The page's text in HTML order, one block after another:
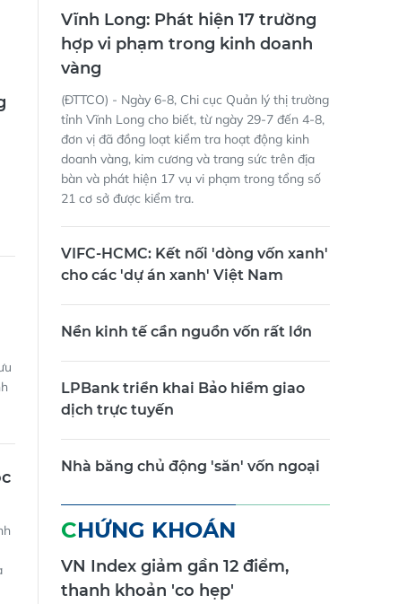
Vĩnh Long: Phát hiện 17 trường
hợp vi phạm trong kinh doanh
vàng
(ĐTTCO) - Ngày 6-8, Chi cục Quản lý thị trường
tỉnh Vĩnh Long cho biết, từ ngày 29-7 đến 4-8,
đơn vị đã đồng loạt kiểm tra hoạt động kinh
doanh vàng, kim cương và trang sức trên địa
bàn và phát hiện 17 vụ vi phạm trong tổng số
21 cơ sở được kiểm tra.
VIFC-HCMC: Kết nối 'dòng vốn xanh'
cho các 'dự án xanh' Việt Nam
Nền kinh tế cần nguồn vốn rất lớn
LPBank triển khai Bảo hiểm giao
dịch trực tuyến
Nhà băng chủ động 'săn' vốn ngoại
CHỨNG KHOÁN
VN Index giảm gần 12 điểm,
thanh khoản 'co hẹp'